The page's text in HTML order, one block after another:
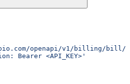
openapi/v1/billing/bill/
Bearer <API_KEY>'